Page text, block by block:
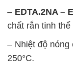
– EDTA.2NA –
chất rắn tinh thể
– Nhiệt độ nóng
250°C.